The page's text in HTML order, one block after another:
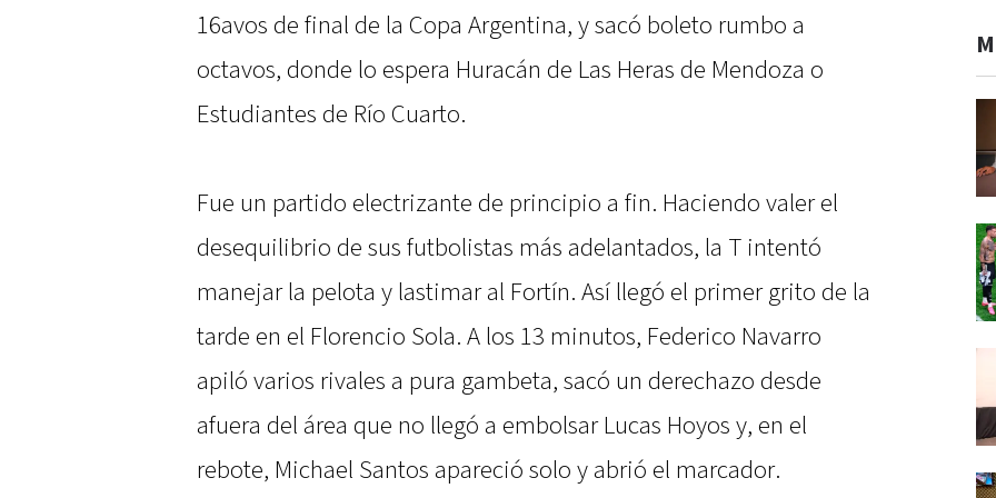
16avos de final de la Copa Argentina, y sacó boleto rumbo a
octavos, donde lo espera Huracán de Las Heras de Mendoza o
Estudiantes de Río Cuarto.
Fue un partido electrizante de principio a fin. Haciendo valer el
desequilibrio de sus futbolistas más adelantados, la T intentó
manejar la pelota y lastimar al Fortín. Así llegó el primer grito de la
tarde en el Florencio Sola. A los 13 minutos, Federico Navarro
apiló varios rivales a pura gambeta, sacó un derechazo desde
afuera del área que no llegó a embolsar Lucas Hoyos y, en el
rebote, Michael Santos apareció solo y abrió el marcador.